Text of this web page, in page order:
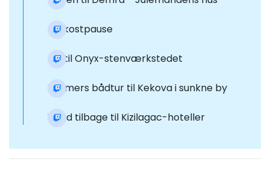
Frokostpause
Gå til Onyx-stenværkstedet
2-timers bådtur til Kekova i sunkne by
Vend tilbage til Kizilagac-hoteller